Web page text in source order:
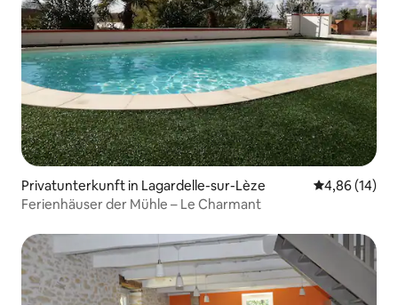
Privatunterkunft in Lagardelle-sur-Lèze
4,86 (14)
Ferienhäuser der Mühle – Le Charmant